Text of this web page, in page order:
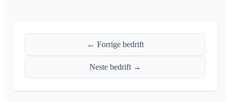
← Forrige bedrift
Neste bedrift →